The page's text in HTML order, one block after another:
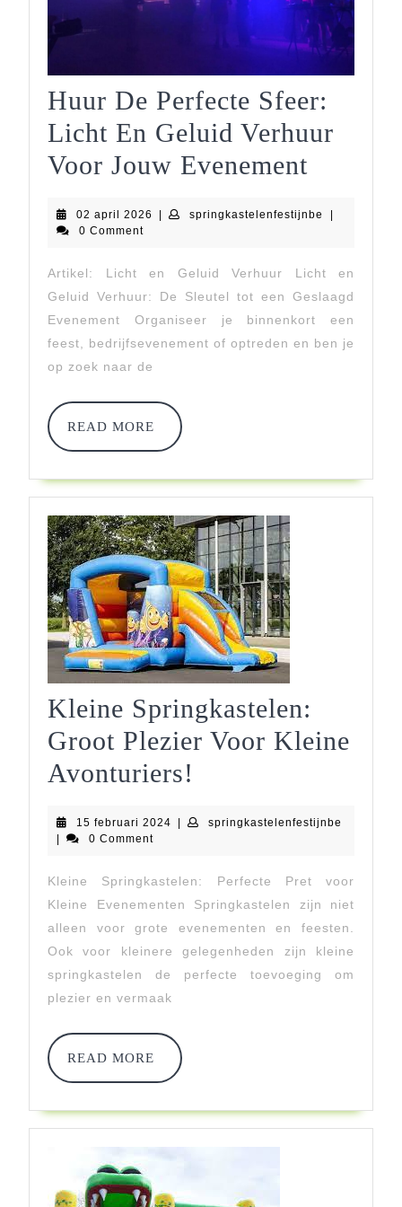
Huur De Perfecte Sfeer:
Licht En Geluid Verhuur
Voor Jouw Evenement
Perfecte
Licht
En
Geluid
02 april 2026 02| springkastelenfestijnbe
|
0 Comment
Artikel: Licht en Geluid Verhuur Licht en
Geluid Verhuur: De Sleutel tot een Geslaagd
Evenement Organiseer je binnenkort een
feest, bedrijfsevenement of optreden en ben je
op zoek naar de
READ MORE
READ
MORE
Kleine Springkastelen:
Groot Plezier Voor Kleine
Avonturiers!
Groot
Plezier
Voor
Kleine
Avonturiers!
15 februari 2024 15| springkastelenfestijnbe
|
0 Comment
Kleine Springkastelen: Perfecte Pret voor
Kleine Evenementen Springkastelen zijn niet
alleen voor grote evenementen en feesten.
Ook voor kleinere gelegenheden zijn kleine
springkastelen de perfecte toevoeging om
plezier en vermaak
READ MORE
READ
MORE